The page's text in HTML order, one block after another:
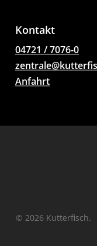
Kontakt
04721 / 7076-0
Anfahrt
© 2026 Kutterfisch.